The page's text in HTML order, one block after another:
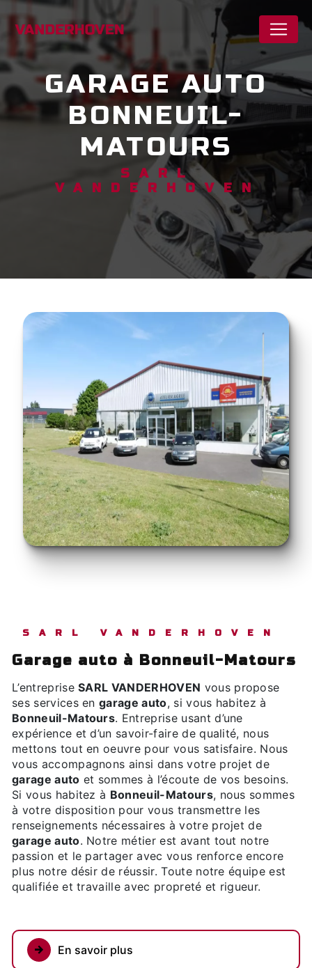
GARAGE AUTO
BONNEUIL-
MATOURS
SARL
VANDERHOVEN
SARL VANDERHOVEN
garage auto à Bonneuil-Matours
L’entrepriseSARL VANDERHOVEN vous propose
ses services engarage auto, si vous habitez à
Bonneuil-Matours. Entreprise usant d’une
expérience et d’un savoir-faire de qualité, nous
mettons tout en oeuvre pour vous satisfaire. Nous
vous accompagnons ainsi dans votre projet de
garage auto et sommes à l’écoute de vos besoins.
Si vous habitez à Bonneuil-Matours, nous sommes
à votre disposition pour vous transmettre les
renseignements nécessaires à votre projet de
garage auto. Notre métier est avant tout notre
passion et le partager avec vous renforce encore
plus notre désir de réussir. Toute notre équipe est
qualifiée et travaille avec propreté et rigueur.
En savoir plus
Panneau de gestion des cookies